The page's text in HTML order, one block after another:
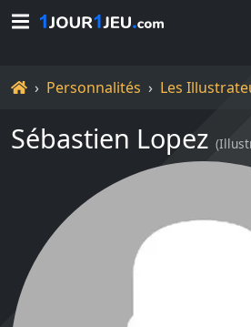
Accueil
Personnalités Les
Sébastien Lopez (